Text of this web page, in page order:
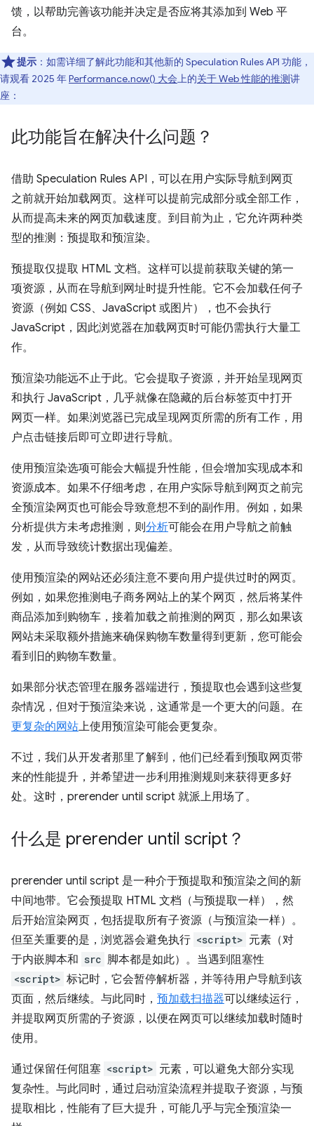
馈，以帮助完善该功能并决定是否应将其添加到 Web 平
台。
提示 ：如需详细了解此功能和其他新的 Speculation Rules API 功能，
请观看 2025 年Performance.now() 大会上的关于 Web 性能的推测讲
座：
此功能旨在解决什么问题？
借助 Speculation Rules API，可以在用户实际导航到网页
之前就开始加载网页。这样可以提前完成部分或全部工作，
从而提高未来的网页加载速度。到目前为止，它允许两种类
型的推测：预提取和预渲染。
预提取仅提取 HTML 文档。这样可以提前获取关键的第一
项资源，从而在导航到网址时提升性能。它不会加载任何子
资源（例如 CSS、JavaScript 或图片），也不会执行
JavaScript，因此浏览器在加载网页时可能仍需执行大量工
作。
预渲染功能远不止于此。它会提取子资源，并开始呈现网页
和执行 JavaScript，几乎就像在隐藏的后台标签页中打开
网页一样。如果浏览器已完成呈现网页所需的所有工作，用
户点击链接后即可立即进行导航。
使用预渲染选项可能会大幅提升性能，但会增加实现成本和
资源成本。如果不仔细考虑，在用户实际导航到网页之前完
全预渲染网页也可能会导致意想不到的副作用。例如，如果
分析提供方未考虑推测，则分析可能会在用户导航之前触
发，从而导致统计数据出现偏差。
使用预渲染的网站还必须注意不要向用户提供过时的网页。
例如，如果您推测电子商务网站上的某个网页，然后将某件
商品添加到购物车，接着加载之前推测的网页，那么如果该
网站未采取额外措施来确保购物车数量得到更新，您可能会
看到旧的购物车数量。
如果部分状态管理在服务器端进行，预提取也会遇到这些复
杂情况，但对于预渲染来说，这通常是一个更大的问题。在
更复杂的网站上使用预渲染可能会更复杂。
不过，我们从开发者那里了解到，他们已经看到预取网页带
来的性能提升，并希望进一步利用推测规则来获得更多好
处。这时， prerender until script 就派上用场了。
什么是 prerender until script ？
prerender until script 是一种介于预提取和预渲染之间的新
中间地带。它会预提取 HTML 文档（与预提取一样），然
后开始渲染网页，包括提取所有子资源（与预渲染一样）。
但至关重要的是，浏览器会避免执行 <script> 元素（对
于内嵌脚本和 src 脚本都是如此）。当遇到阻塞性
<script> 标记时，它会暂停解析器，并等待用户导航到该
页面，然后继续。与此同时， 预加载扫描器可以继续运行，
并提取网页所需的子资源，以便在网页可以继续加载时随时
使用。
通过保留任何阻塞 <script> 元素，可以避免大部分实现
复杂性。与此同时，通过启动渲染流程并提取子资源，与预
提取相比，性能有了巨大提升，可能几乎与完全预渲染一